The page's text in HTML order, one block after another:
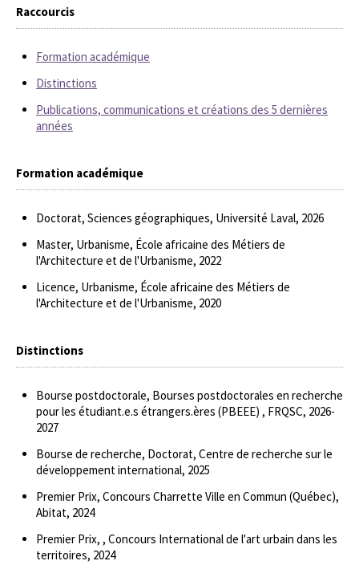
Raccourcis
Formation académique
Distinctions
Publications, communications et créations des 5 dernières
années
Formation académique
Doctorat, Sciences géographiques, Université Laval, 2026
Master, Urbanisme, École africaine des Métiers de
l'Architecture et de l'Urbanisme, 2022
Licence, Urbanisme, École africaine des Métiers de
l'Architecture et de l'Urbanisme, 2020
Distinctions
Bourse postdoctorale, Bourses postdoctorales en recherche
pour les étudiant.e.s étrangers.ères (PBEEE) , FRQSC, 2026-
2027
Bourse de recherche, Doctorat, Centre de recherche sur le
développement international, 2025
Premier Prix, Concours Charrette Ville en Commun (Québec),
Abitat, 2024
Premier Prix, , Concours International de l'art urbain dans les
territoires, 2024